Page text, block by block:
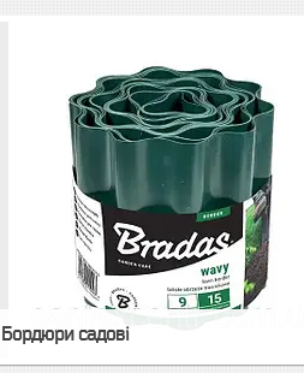
Бордюри садові